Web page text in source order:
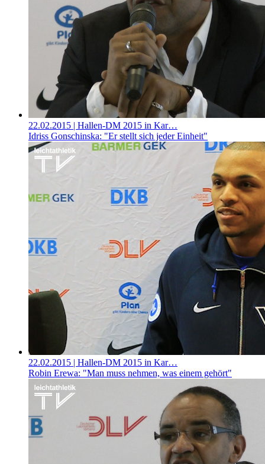
22.02.2015 | Hallen-DM 2015 in Kar…
Idriss Gonschinska: "Er stellt sich jeder Einheit"
22.02.2015 | Hallen-DM 2015 in Kar…
Robin Erewa: "Man muss nehmen, was einem gehört"